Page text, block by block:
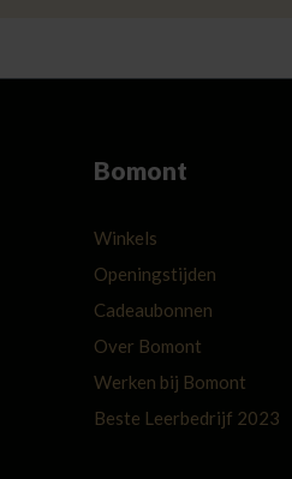
Bomont
Winkels
Openingstijden
Cadeaubonnen
Over Bomont
Werken bij Bomont
Beste Leerbedrijf 2023